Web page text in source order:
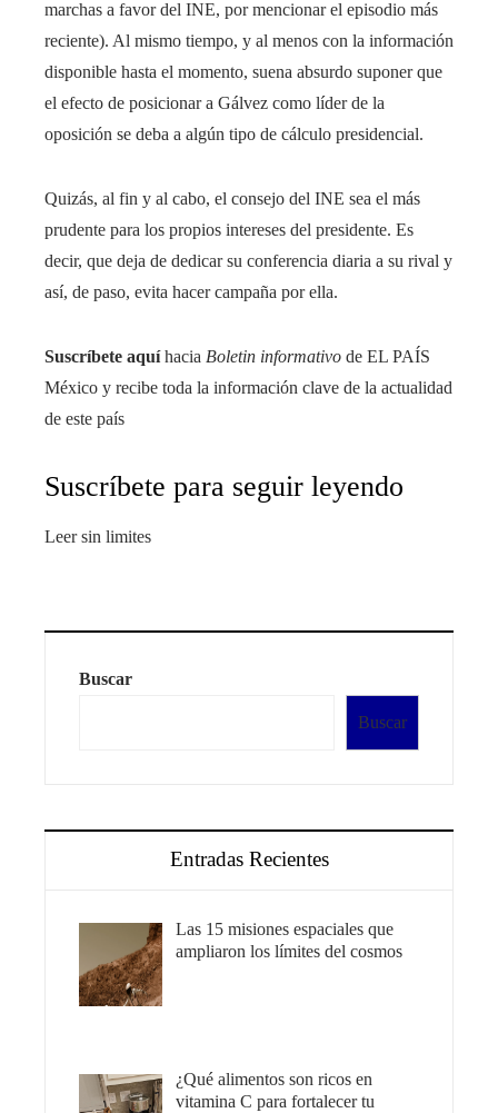
marchas a favor del INE, por mencionar el episodio más
reciente). Al mismo tiempo, y al menos con la información
disponible hasta el momento, suena absurdo suponer que
el efecto de posicionar a Gálvez como líder de la
oposición se deba a algún tipo de cálculo presidencial.
Quizás, al fin y al cabo, el consejo del INE sea el más
prudente para los propios intereses del presidente. Es
decir, que deja de dedicar su conferencia diaria a su rival y
así, de paso, evita hacer campaña por ella.
Suscríbete aquí hacia Boletin informativo de EL PAÍS
México y recibe toda la información clave de la actualidad
de este país
Suscríbete para seguir leyendo
Leer sin limites
Buscar
Buscar
Entradas Recientes
Las 15 misiones espaciales que
ampliaron los límites del cosmos
¿Qué alimentos son ricos en
vitamina C para fortalecer tu